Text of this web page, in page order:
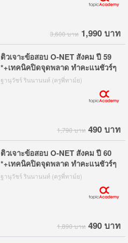
3,600 บาท 1,990 บาท
ติวเจาะข้อสอบ O-NET สังคม ปี 59
*+เทคนิคปิดจุดพลาด ทำคะแนชัวร์ๆ
ฐานุวัชร์ รินนานนท์ (ครูพี่ทาม์ย)
1,790 บาท 490 บาท
ติวเจาะข้อสอบ O-NET สังคม ปี 60
*+เทคนิคปิดจุดพลาด ทำคะแนชัวร์ๆ
ฐานุวัชร์ รินนานนท์ (ครูพี่ทาม์ย)
1,890 บาท 490 บาท